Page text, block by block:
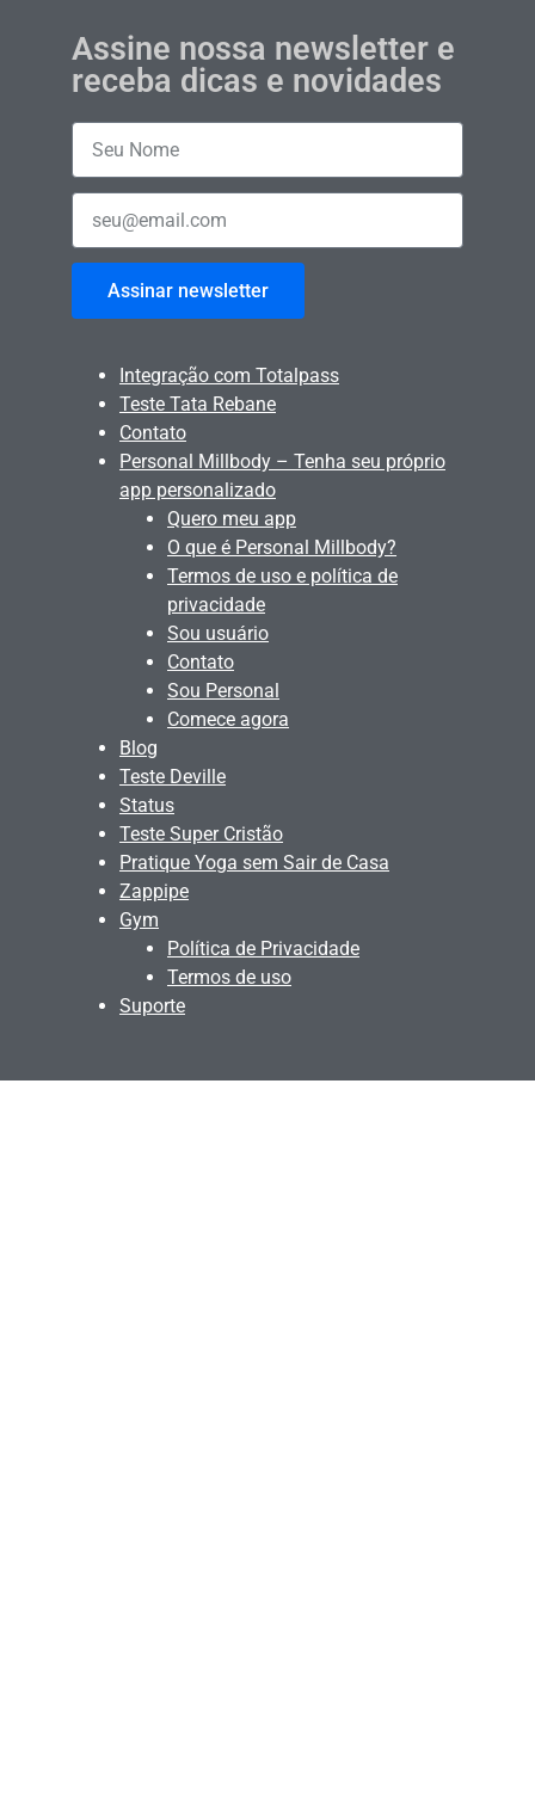
Assine nossa newsletter e
receba dicas e novidades
Assinar newsletter
Integração com Totalpass
Teste Tata Rebane
Contato
Personal Millbody – Tenha seu próprio
app personalizado
Quero meu app
O que é Personal Millbody?
Termos de uso e política de
privacidade
Sou usuário
Contato
Sou Personal
Comece agora
Blog
Teste Deville
Status
Teste Super Cristão
Pratique Yoga sem Sair de Casa
Zappipe
Gym
Política de Privacidade
Termos de uso
Suporte